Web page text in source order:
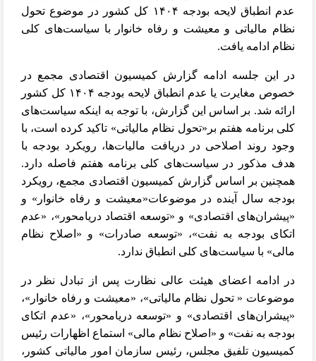
عدم انطباق لایحه بودجه ۱۴۰۴ کل کشور در موضوع تحول
نظام مالیاتی و معیشت و رفاه خانوار با سیاست‌های کلی
نظام ادامه یافت.
در این جلسه ادامه گزارش کمیسیون اقتصادی مجمع در
خصوص مغایرت یا عدم انطباق لایحه بودجه ۱۴۰۴ کل کشور
ارائه شد. بر اساس این گزارش، با توجه به اینکه سیاست‌های
کلی برنامه هفتم بر«تحول نظام مالیاتی» تاکید کرده است، با
وجود روند اصلاحی در دریافت مالیات‌ها، رویکرد بودجه با
هدف مذکور در سیاست‌های کلی برنامه هفتم فاصله دارد.
همچنین بر اساس گزارش کمیسیون اقتصادی مجمع، رویکرد
بودجه سال آینده در موضوعات«معیشت و رفاه خانوار» و
«پیشران‌های اقتصادی» و «توسعه اقتصاد دریامحور»، «عدم
اتکای بودجه به نفت»، «توسعه صادرات» و «اصلاح نظام
مالی» با سیاست‌های کلی انطباق ندارد.
در ادامه اعضای هیئت عالی نظارت پس از تبادل نظر در
موضوعات « تحول نظام مالیاتی»، «معیشت و رفاه خانوار»،
«پیشران‌های اقتصادی» و «توسعه دریامحور»، «عدم اتکای
بودجه به نفت» و «اصلاح نظام مالی» استماع اظهارات رئیس
کمیسیون تلفیق مجلس، رئیس سازمان امور مالیاتی کشور،